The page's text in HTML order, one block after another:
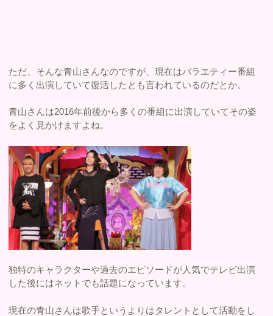
ただ、そんな青山さんなのですが、現在はバラエティー番組
に多く出演していて復活したとも言われているのだとか。
青山さんは2016年前後から多くの番組に出演していてその姿
をよく見かけますよね。
独特のキャラクターや過去のエピソードが人気でテレビ出演
した後にはネットでも話題になっています。
現在の青山さんは歌手というよりはタレントとして活動をし